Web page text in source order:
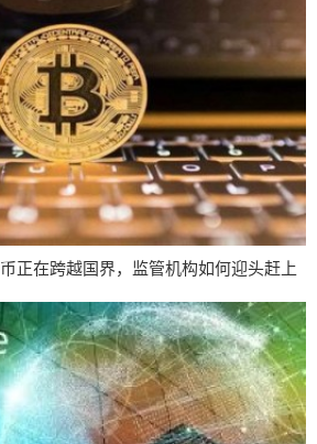
正在跨越国界，监管机构如何迎头赶上